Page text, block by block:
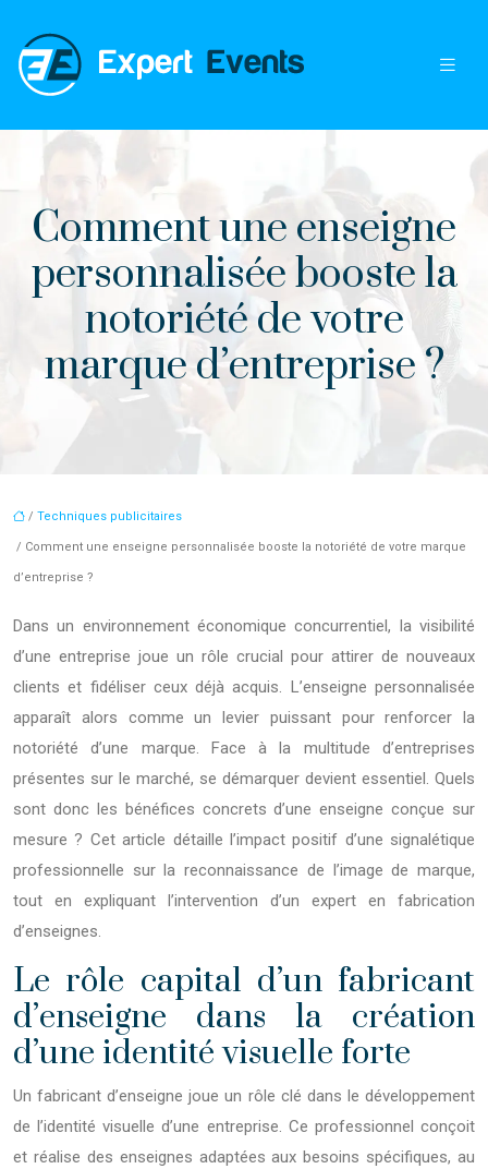
Comment une enseigne
personnalisée booste la
notoriété de votre
marque d’entreprise ?
/ Techniques publicitaires
/ Comment une enseigne personnalisée booste la notoriété de votre marque
d’entreprise ?
Dans un environnement économique concurrentiel, la visibilité
d’une entreprise joue un rôle crucial pour attirer de nouveaux
clients et fidéliser ceux déjà acquis. L’enseigne personnalisée
apparaît alors comme un levier puissant pour renforcer la
notoriété d’une marque. Face à la multitude d’entreprises
présentes sur le marché, se démarquer devient essentiel. Quels
sont donc les bénéfices concrets d’une enseigne conçue sur
mesure ? Cet article détaille l’impact positif d’une signalétique
professionnelle sur la reconnaissance de l’image de marque,
tout en expliquant l’intervention d’un expert en fabrication
d’enseignes.
Le rôle capital d’un fabricant
d’enseigne dans la création
d’une identité visuelle forte
Un fabricant d’enseigne joue un rôle clé dans le développement
de l’identité visuelle d’une entreprise. Ce professionnel conçoit
et réalise des enseignes adaptées aux besoins spécifiques, au